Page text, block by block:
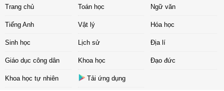
Trang chủ Toán học Ngữ văn
Tiếng Anh Vật lý Hóa học
Sinh học Lịch sử Địa lí
Giáo dục công dân Khoa học Đạo đức
Khoa học tự nhiên Tải ứng dụng